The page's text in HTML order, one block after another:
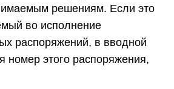
решениям. Если это
во исполнение
распоряжений, в вводной
номер этого распоряжения,